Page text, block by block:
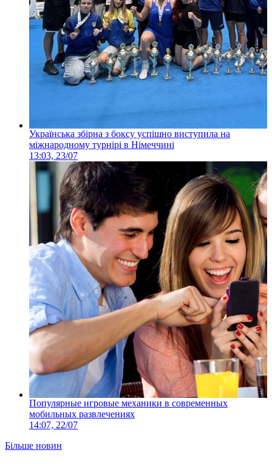
Українська збірна з боксу успішно виступила на
міжнародному турнірі в Німеччині
13:03, 23/07
Популярные игровые механики в современных
мобильных развлечениях
14:07, 22/07
Більше новин